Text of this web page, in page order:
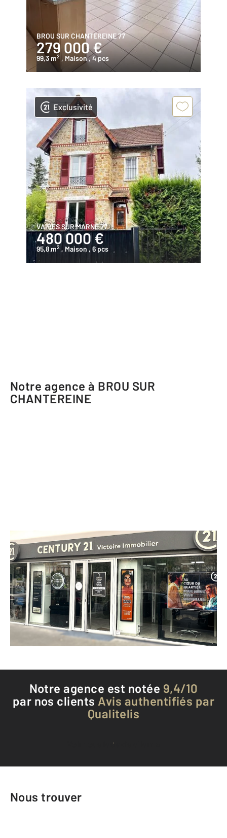
BROU SUR CHANTEREINE 77
279 000 €
99,3 m2 , Maison, 4 pcs
Exclusivité
VAIRES SUR MARNE 77
480 000 €
95,8 m2 , Maison , 6 pcs
Notre agence à BROU SUR
CHANTEREINE
CENTURY 21 Victoire Immobilier
66 bis avenue Jean Jaurès
BROU SUR CHANTEREINE - 77177
Envoyer un message
Téléphoner à l'agence
Notre agence est notée 9,4/10
par nos clients Avis authentifiés par
Qualitelis
Voir tous les avis clients
Nous trouver